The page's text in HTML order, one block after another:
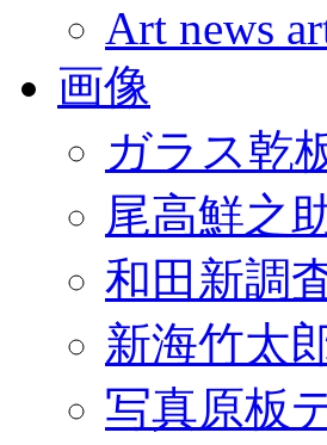
Art news
画像
ガラス乾
尾高鮮之
和田新調
新海竹太
写真原板